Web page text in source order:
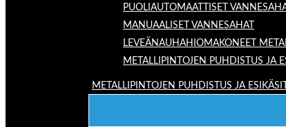
PUOLIAUTOMAATTISET
MANUAALISET VANNESAHAT
LEVEÄNAUHAHIOMAKONEET
METALLIPINTOJEN PUHDISTUS JA
METALLIPINTOJEN PUHDISTUS JA